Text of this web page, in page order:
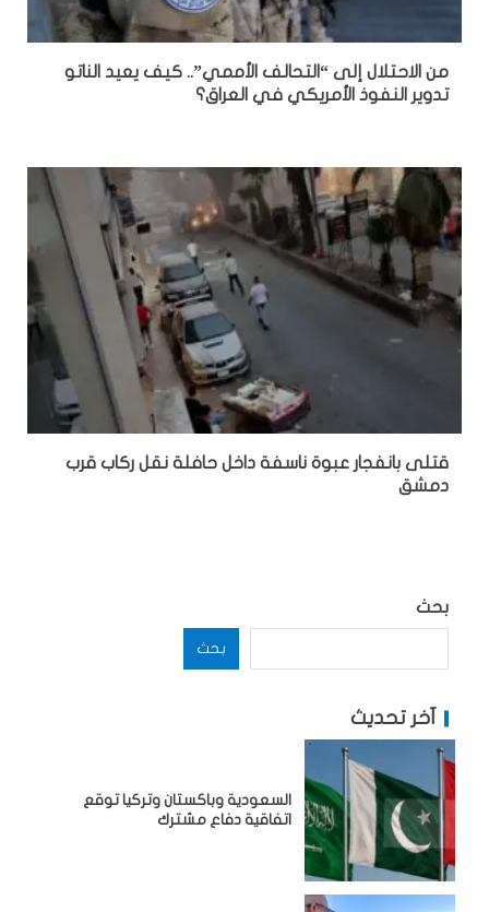
من الاحتلال إلى “التحالف الأممي”.. كيف يعيد الناتو
تدوير النفوذ الأمريكي في العراق؟
قتلى بانفجار عبوة ناسفة داخل حافلة نقل ركاب قرب
دمشق
بحث
بحث
آخر تحديث
السعودية وباكستان وتركيا توقع
اتفاقية دفاع مشترك